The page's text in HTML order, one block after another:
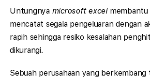
Untungnya microsoft excelmembantu
mencatat segala pengeluaran dengan
rapih sehingga resiko kesalahan
dikurangi.
Sebuah perusahaan yang